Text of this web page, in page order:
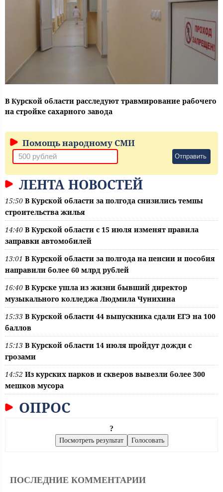
В Курской области расследуют травмирование рабочего
на стройке сахарного завода
Помощь народному СМИ
Отправить
ЛЕНТА НОВОСТЕЙ
15:50 В Курской области за полгода снизились темпы
строительства жилья
14:40 В Курской области с 15 июля изменят правила
заправки автомобилей
13:01 В Курской области за полгода на пенсии и пособия
направили более 60 млрд рублей
16:40 В Курске ушла из жизни бывший директор
музыкального колледжа Людмила Чунихина
15:33 В Курской области 44 выпускника сдали ЕГЭ на 100
баллов
15:13 В Курской области 14 июля пройдут дожди с
грозами
14:52 Из курских парков и скверов вывезли более 300
мешков мусора
ОПРОС
?
ПОСЛЕДНИЕ КОММЕНТАРИИ